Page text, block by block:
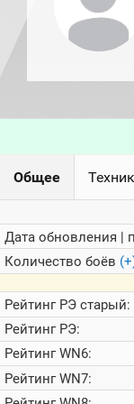
последние
1000
стримеров
Информация
Онлайн
Цветовая
шкала
Общее
Дата обновления |
Количество боёв
РейтингРЭ старый:
РейтингРЭ:
РейтингWN6:
РейтингWN7: